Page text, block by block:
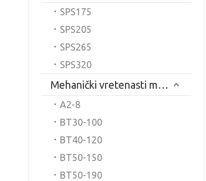
SPS175
SPS205
SPS265
SPS320
Mehanički vretenasti motor
A2-8
BT30-100
BT40-120
BT50-150
BT50-190